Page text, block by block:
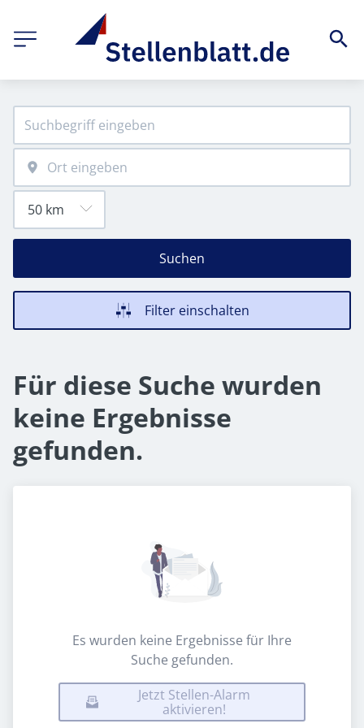
Suchen
Filter einschalten
Für diese Suche wurden
keine Ergebnisse
gefunden.
Es wurden keine Ergebnisse für Ihre
Suche gefunden.
Jetzt Stellen-Alarm
aktivieren!